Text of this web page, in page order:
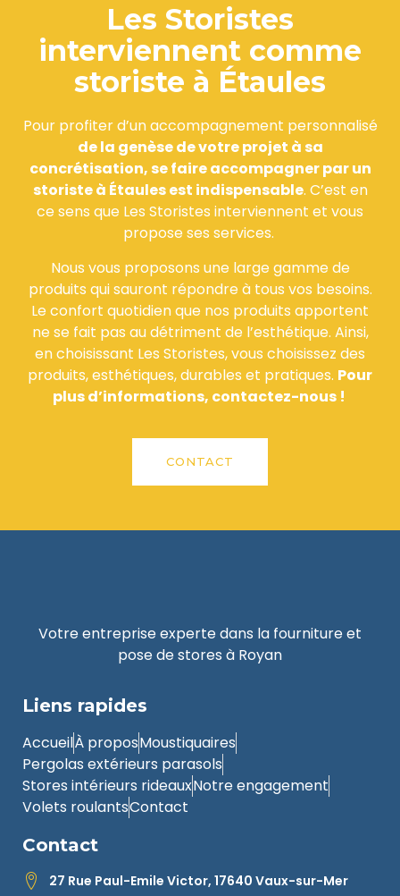
Les Storistes
interviennent comme
storiste à Étaules
Pour profiter d’un accompagnement personnalisé
de la genèse de votre projet à sa
concrétisation, se faire accompagner par un
storiste à Étaules est indispensable. C’est en
ce sens que Les Storistes interviennent et vous
propose ses services.
Nous vous proposons une large gamme de
produits qui sauront répondre à tous vos besoins.
Le confort quotidien que nos produits apportent
ne se fait pas au détriment de l’esthétique. Ainsi,
en choisissant Les Storistes, vous choisissez des
produits, esthétiques, durables et pratiques. Pour
plus d’informations, contactez-nous !
CONTACT
Votre entreprise experte dans la fourniture et
pose de stores à Royan
Liens rapides
AccueilÀ proposMoustiquaires
Pergolas extérieurs parasols
Stores intérieurs rideauxNotre engagement
Volets roulantsContact
Contact
27 Rue Paul-Emile Victor, 17640 Vaux-sur-Mer